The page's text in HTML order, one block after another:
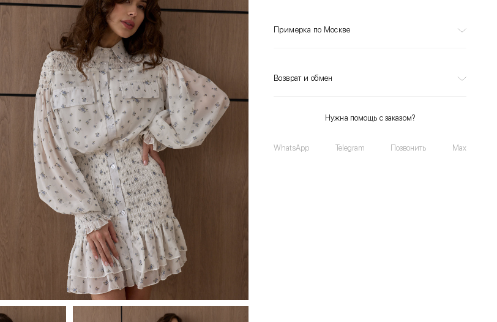
Примерка по Москве
Возврат и обмен
Нужна помощь с заказом?
WhatsApp Telegram Позвонить Max